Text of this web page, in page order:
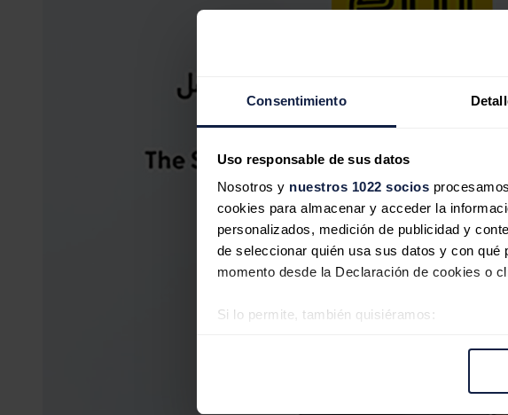
Consentimiento
Uso responsable de sus datos
Nosotros y nuestros 1022 socios
cookies para almacenar y acceder la
personalizados, medición de publicidad y
de seleccionar quién usa sus datos y con
momento desde la Declaración de cookies o
Si lo permite, también quisiéramos: